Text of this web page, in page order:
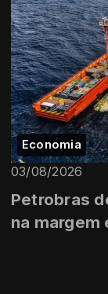
Economia
03/08/2026
Petrobras
na margem